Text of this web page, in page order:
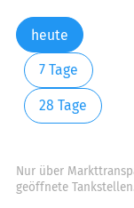
heute
7 Tage
28 Tage
Nur über
geöffnete